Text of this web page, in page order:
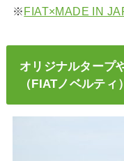
※FIAT×MADE IN
オリジナルタープ
（FIATノベルティ）